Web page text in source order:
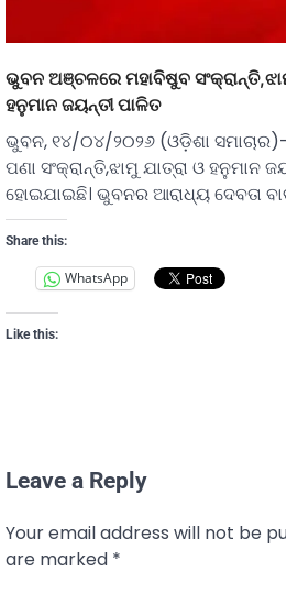
ଭୁବନ ଅଞ୍ଚଳରେ ମହାବିଷୁବ
ହନୁମାନ ଜୟନ୍ତୀ ପାଳିତ
ଭୁବନ, ୧୪/୦୪/୨୦୨୬ (ଓଡ଼ିଶା
ପଣା ସଂକ୍ରାନ୍ତି,ଝାମୁ ଯାତ୍ରା ଓ ହନୁମାନ
ହୋଇଯାଇଛି। ଭୁବନର ଆରାଧ୍ୟ ଦେବତା
Share this:
WhatsApp
Like this:
Leave a Reply
Your email address will not be
are marked *